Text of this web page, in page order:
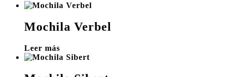
Mochila Verbel
Leer más